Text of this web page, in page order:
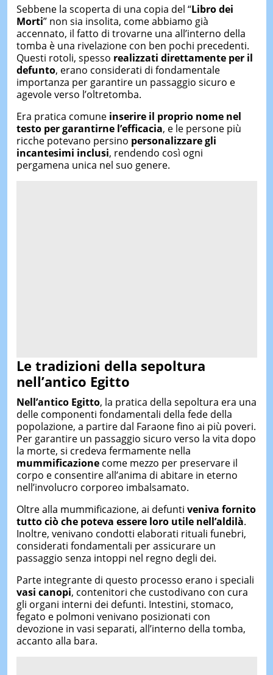
Sebbene la scoperta di una copia del “Libro dei
Morti” non sia insolita, come abbiamo già
accennato, il fatto di trovarne una all’interno della
tomba è una rivelazione con ben pochi precedenti.
Questi rotoli, spesso realizzati direttamenteper il
defunto, erano considerati di fondamentale
importanza per garantire un passaggio sicuro e
agevole verso l’oltretomba.
Era pratica comune inserire il proprio nome nel
testo per garantirne l’efficacia, e le persone più
ricche potevano persino personalizzare gli
incantesimi inclusi, rendendo così ogni
pergamena unica nel suo genere.
Le tradizioni della sepoltura
nell’antico Egitto
Nell’antico Egitto, la pratica della sepoltura era una
delle componenti fondamentali della fede della
popolazione, a partire dal Faraone fino ai più poveri.
Per garantire un passaggio sicuro verso la vita dopo
la morte, si credeva fermamente nella
mummificazionecome mezzo per preservare il
corpo e consentire all’anima di abitare in eterno
nell’involucro corporeo imbalsamato.
Oltre alla mummificazione, ai defunti veniva fornito
tutto ciò che poteva essere loro utile nell’aldilà.
Inoltre, venivano condotti elaborati rituali funebri,
considerati fondamentali per assicurare un
passaggio senza intoppi nel regno degli dei.
Parte integrante di questo processo erano i speciali
vasi canopi, contenitori che custodivano con cura
gli organi interni dei defunti. Intestini, stomaco,
fegato e polmoni venivano posizionati con
devozione in vasi separati, all’interno della tomba,
accanto alla bara.